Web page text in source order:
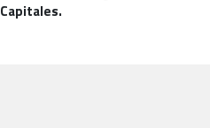
Capitales.